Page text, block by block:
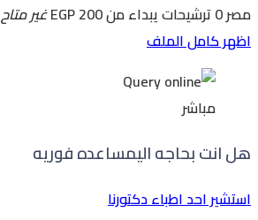
مصر0 ترشيحات يبداء من EGP 200
غير متاح
اظهر كامل الملف
مباشر
هل انت بحاجه اليمساعده فوريه
استشير احد اطباء دكتورنا